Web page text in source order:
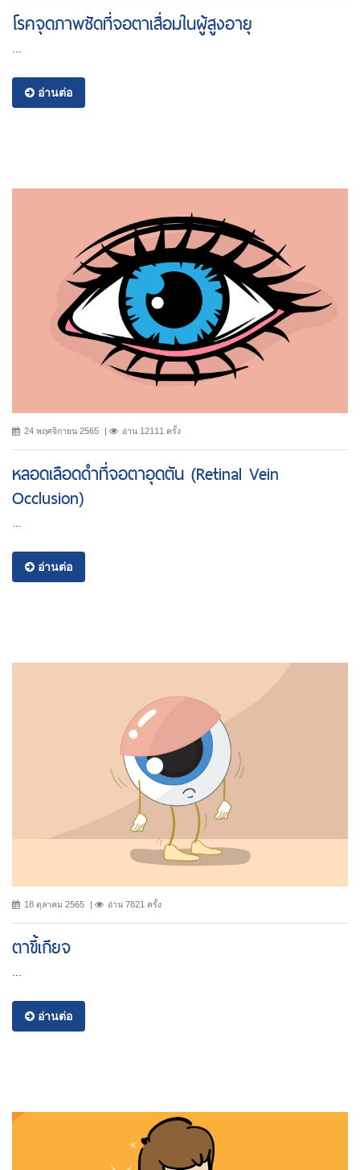
โรคจุดภาพชัดที่จอตาเสื่อมในผู้สูงอายุ
อ่านต่อ
24 พฤศจิกายน 2565 อ่าน 12111 ครั้ง
หลอดเลือดดำที่จอตาอุดตัน (Retinal Vein
Occlusion)
อ่านต่อ
18 ตุลาคม 2565 อ่าน 7821 ครั้ง
ตาขี้เกียจ
...
อ่านต่อ